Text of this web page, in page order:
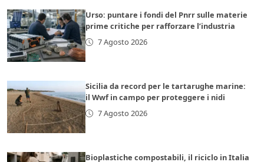
Urso: puntare i fondi del Pnrr sulle materie
prime critiche per rafforzare l’industria
7 Agosto 2026
Sicilia da record per le tartarughe marine:
il Wwf in campo per proteggere i nidi
7 Agosto 2026
Bioplastiche compostabili, il riciclo in Italia